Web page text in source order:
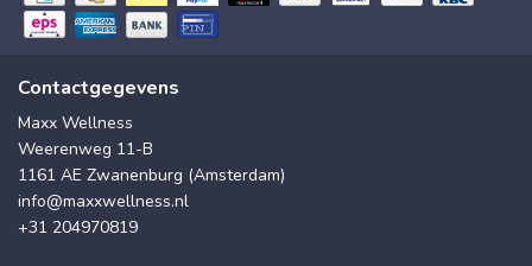
Contactgegevens
Maxx Wellness
Weerenweg 11-B
1161 AE Zwanenburg (Amsterdam)
info@maxxwellness.nl
+31 204970819